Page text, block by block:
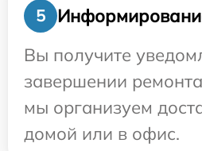
5
Вы получите
завершении
мы организуем
домой или в офис.